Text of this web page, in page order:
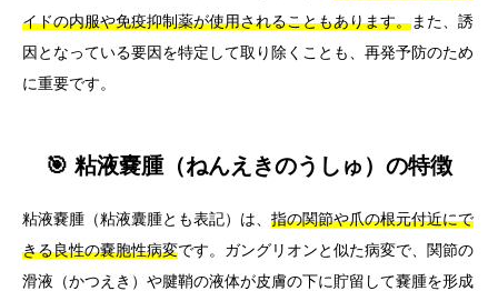
イドの内服や免疫抑制薬が使用されることもあります。また、誘
因となっている要因を特定して取り除くことも、再発予防のため
に重要です。
🎯 粘液嚢腫（ねんえきのうしゅ）の特徴
粘液嚢腫（粘液囊腫とも表記）は、 指の関節や爪の根元付近にで
きる良性の嚢胞性病変です。ガングリオンと似た病変で、関節の
滑液（かつえき）や腱鞘の液体が皮膚の下に貯留して嚢腫を形成